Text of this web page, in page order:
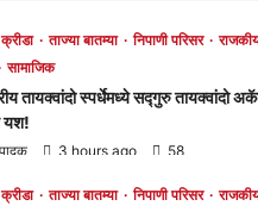
क्रीडा ताज्या बातम्या निपाणी परिसर
सामाजिक
तायक्वांदो स्पर्धेमध्ये सद्गुरु तायक्वांदो
यश!
3 hours ago 58
क्रीडा ताज्या बातम्या निपाणी परिसर